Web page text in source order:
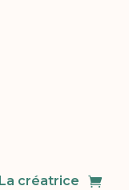
La créatrice